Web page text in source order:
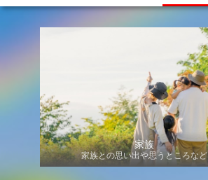
家族
家族との思い出や思うところなど